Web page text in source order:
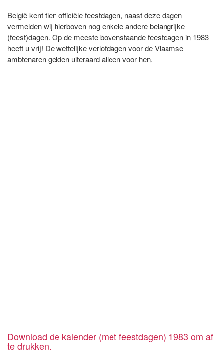
België kent tien officiële feestdagen, naast deze dagen
vermelden wij hierboven nog enkele andere belangrijke
(feest)dagen. Op de meeste bovenstaande feestdagen in 1983
heeft u vrij! De wettelijke verlofdagen voor de Vlaamse
ambtenaren gelden uiteraard alleen voor hen.
Download de kalender (met feestdagen) 1983 om af
te drukken.